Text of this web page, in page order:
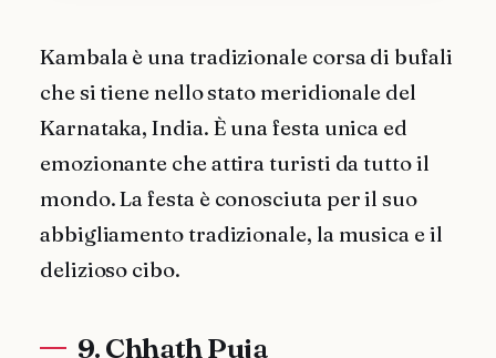
Kambala è una tradizionale corsa di bufali
che si tiene nello stato meridionale del
Karnataka, India. È una festa unica ed
emozionante che attira turisti da tutto il
mondo. La festa è conosciuta per il suo
abbigliamento tradizionale, la musica e il
delizioso cibo.
9. Chhath Puja